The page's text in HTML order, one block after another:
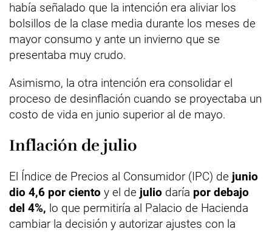
había señalado que la intención era aliviar los
bolsillos de la clase media durante los meses de
mayor consumo y ante un invierno que se
presentaba muy crudo.
Asimismo, la otra intención era consolidar el
proceso de desinflación cuando se proyectaba un
costo de vida en junio superior al de mayo.
Inflación de julio
El Índice de Precios al Consumidor (IPC) de junio
dio 4,6 por ciento y el de julio daría por debajo
del 4%, lo que permitiría al Palacio de Hacienda
cambiar la decisión y autorizar ajustes con la